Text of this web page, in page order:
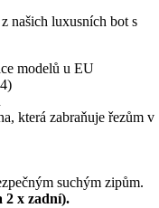
našich luxusních bot s
modelů u EU
která zabraňuje řezům v
suchým zipům.
2 x zadní).